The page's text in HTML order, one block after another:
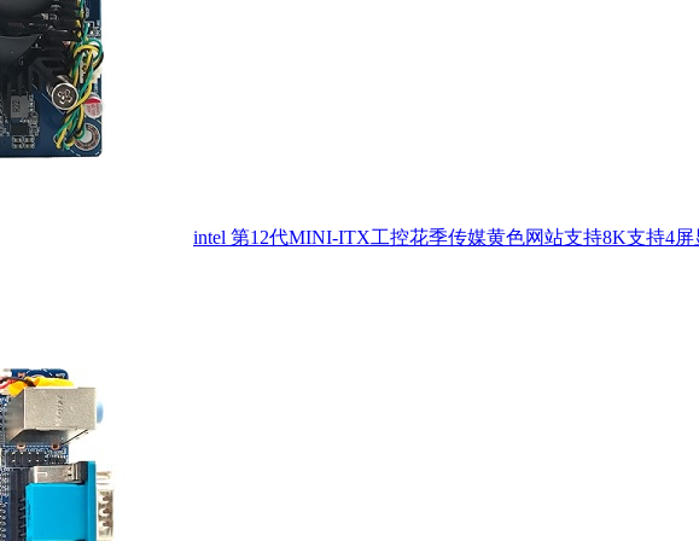
intel 第12代MINI-ITX工控花季传媒黄色网站支持8K支持4屏